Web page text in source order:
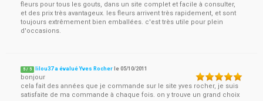
fleurs pour tous les gouts, dans un site complet et facile à consulter,
et des prix très avantageux. les fleurs arrivent très rapidement, et sont
toujours extrêmement bien emballées. c'est très utile pour plein
d'occasions.
5 / 5 lilou37 a évalué Yves Rocher le05/10/2011
bonjour
cela fait des années que je commande sur le site yves rocher, je suis
satisfaite de ma commande à chaque fois. on y trouve un grand choix